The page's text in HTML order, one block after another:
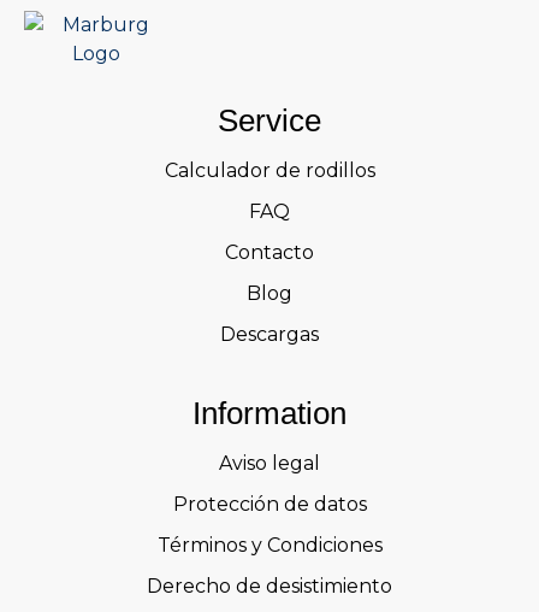
Service
Calculador de rodillos
FAQ
Contacto
Blog
Descargas
Information
Aviso legal
Protección de datos
Términos y Condiciones
Derecho de desistimiento